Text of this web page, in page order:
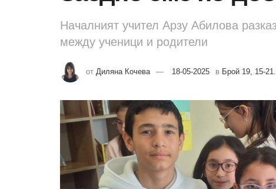
Началният учител Арзу Абилова
между ученици и родители
от Диляна Кочева 18-05-2025 в Брой 19, 15-